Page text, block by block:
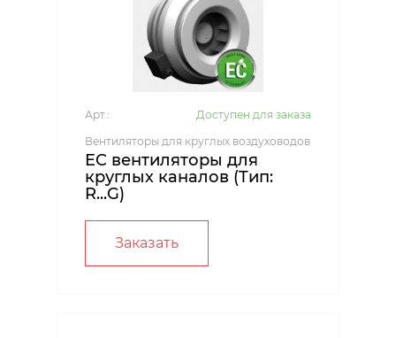
Арт.:
Доступен для заказа
Вентиляторы для круглых воздуховодов
EC вентиляторы для
круглых каналов (Тип:
R...G)
Заказать